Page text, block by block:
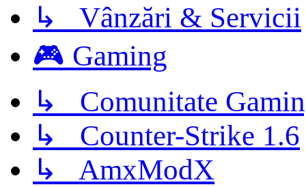
↳ Vânzări & Servicii
🎮 Gaming
↳ Comunitate
↳ Counter-Strike 1.6
↳ AmxModX